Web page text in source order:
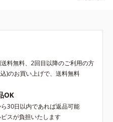
料無料、2回目以降のご利用の方
)のお買い上げで、送料無料
OK
30日以内であれば返品可能
スが負担いたします